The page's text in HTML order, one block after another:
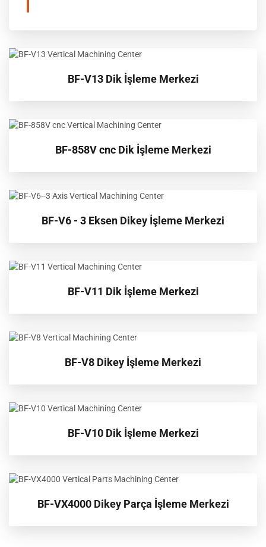
BF-V13 Dik İşleme Merkezi
BF-858V cnc Dik İşleme Merkezi
BF-V6 - 3 Eksen Dikey İşleme Merkezi
BF-V11 Dik İşleme Merkezi
BF-V8 Dikey İşleme Merkezi
BF-V10 Dik İşleme Merkezi
BF-VX4000 Dikey Parça İşleme Merkezi